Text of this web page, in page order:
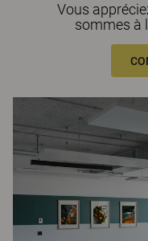
Vous
sommes à